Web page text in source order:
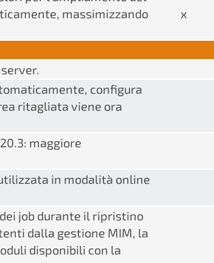
massimizzando
x
configura
ritagliata viene ora
maggiore
in modalità online
job durante il ripristino
dalla gestione MIM, la
disponibili con la